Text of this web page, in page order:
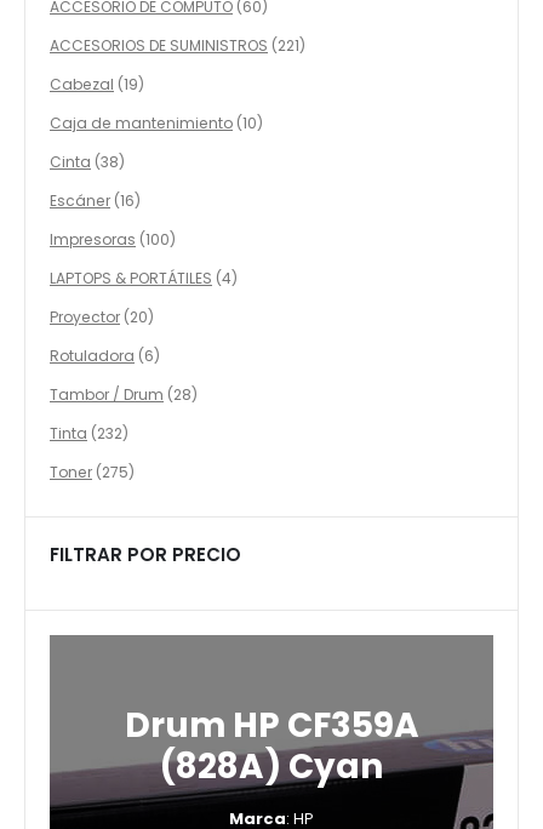
ACCESORIO DE COMPUTO 6060
productos
ACCESORIOS DE SUMINISTROS 221221
Cabezal 1919
Caja de mantenimiento 1010
Cinta 3838
productos
Escáner 1616
productos
Impresoras 100100
productos
LAPTOPS & PORTÁTILES 44
Proyector 2020
productos
Rotuladora 66
productos
Tambor / Drum 2828
Tinta 232232
productos
Toner 275275
FILTRAR POR PRECIO
Drum HP CF359A
(828A) Cyan
Marca: HP